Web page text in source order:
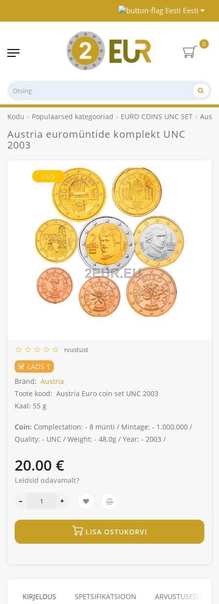
Eesti
0
Kodu Populaarsed kategooriad EURO COINS UNC SET
Austria euromüntide komplekt UNC
2003
UUS
rvustust
LAOS 1
Bränd: Austria
Toote kood: Austria Euro coin set UNC 2003
Kaal: 55 g
Coin: Complectation: - 8 münti / Mintage: - 1.000.000 /
Quality: - UNC / Weight: - 48.0g / Year: - 2003 /
20.00 €
Leidsid odavamalt?
LISA OSTUKORVI
KIRJELDUS SPETSIFIKATSIOON ARVUSTUSED (0)